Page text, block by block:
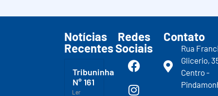
Notícias
Recentes
Tribuninha
N° 161
Ler
Redes
Sociais
Contato
Rua
Glicerio,
Centro -